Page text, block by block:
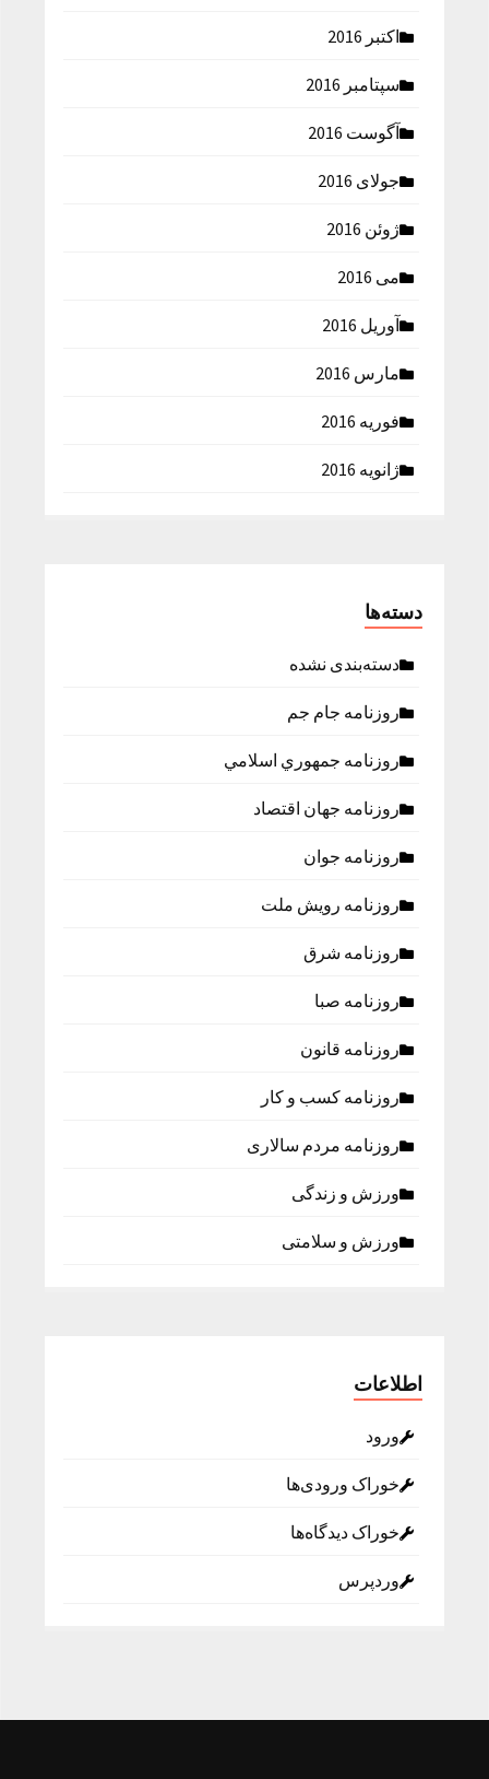
اکتبر 2016
سپتامبر 2016
آگوست 2016
جولای 2016
ژوئن 2016
می 2016
آوریل 2016
مارس 2016
فوریه 2016
ژانویه 2016
دسته‌ها
دسته‌بندی نشده
روزنامه جام جم
روزنامه جمهوري اسلامي
روزنامه جهان اقتصاد
روزنامه جوان
روزنامه رویش ملت
روزنامه شرق
روزنامه صبا
روزنامه قانون
روزنامه كسب و كار
روزنامه مردم سالاری
ورزش و زندگی
ورزش و سلامتی
اطلاعات
ورود
خوراک ورودی‌ها
خوراک دیدگاه‌ها
وردپرس